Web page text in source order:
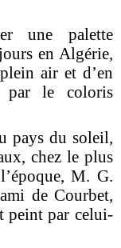
une palette
en Algérie,
air et d’en
par le coloris
pays du soleil,
chez le plus
M. G.
de Courbet,
peint par celui-